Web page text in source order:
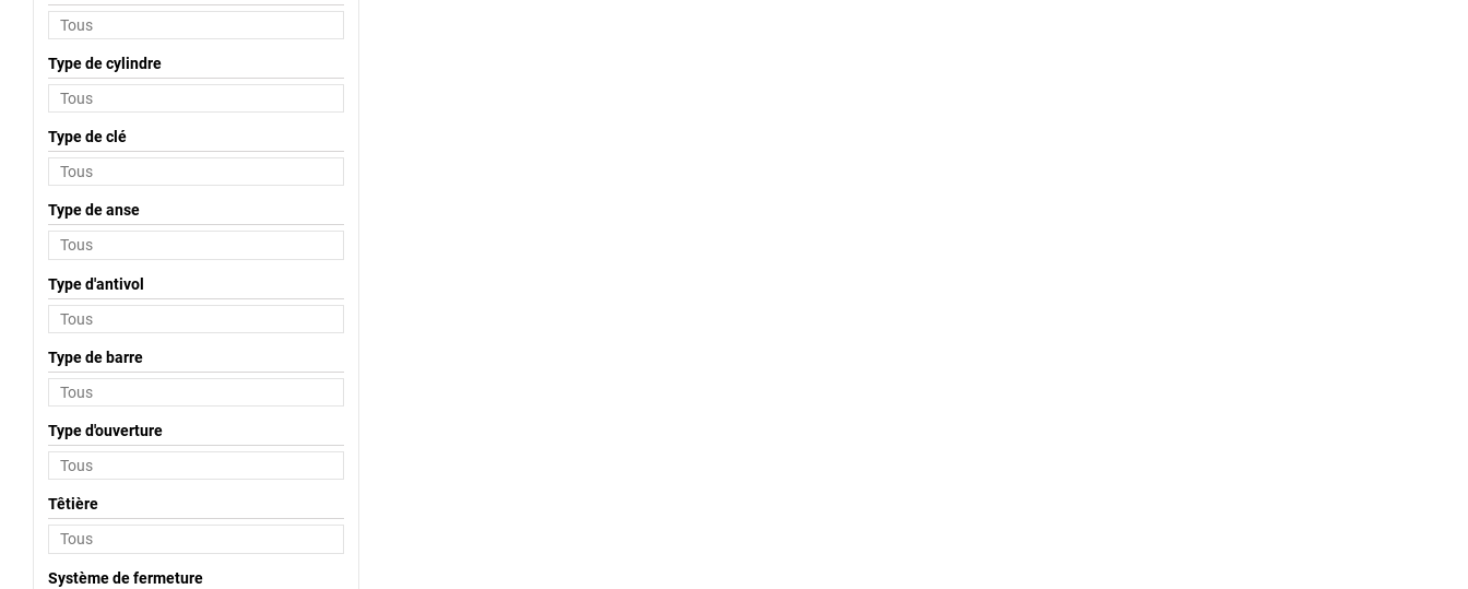
Type de cylindre
Type de clé
Type de anse
Type d'antivol
Type de barre
Type d'ouverture
Têtière
Système de fermeture